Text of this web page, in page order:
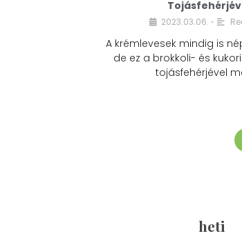
2023.03.06. •
A krémlevesek mindig is
de ez a brokkoli- és
tojásfehérjével
heti